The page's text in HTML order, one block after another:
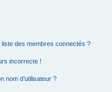
liste des membres connectés ?
incorrecte !
nom d’utilisateur ?